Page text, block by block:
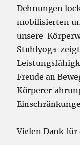
Dehnungen
mobilisierten
unsere
Stuhlyoga
Freude an
Vielen Dank für